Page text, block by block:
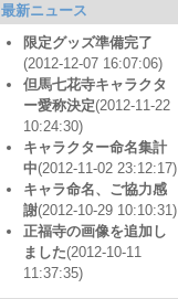
最新ニュース
限定グッズ準備完了
(2012-12-07 16:07:06)
但馬七花寺キャラクタ
ー愛称決定(2012-11-22
10:24:30)
キャラクター命名集計
中(2012-11-02 23:12:17)
キャラ命名、ご協力感
謝(2012-10-29 10:10:31)
正福寺の画像を追加し
ました(2012-10-11
11:37:35)